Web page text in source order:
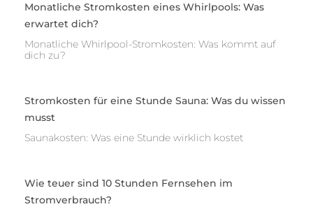
Monatliche Stromkosten eines Whirlpools: Was
erwartet dich?
Monatliche Whirlpool-Stromkosten: Was kommt auf
dich zu?
Stromkosten für eine Stunde Sauna: Was du wissen
musst
Saunakosten: Was eine Stunde wirklich kostet
Wie teuer sind 10 Stunden Fernsehen im
Stromverbrauch?